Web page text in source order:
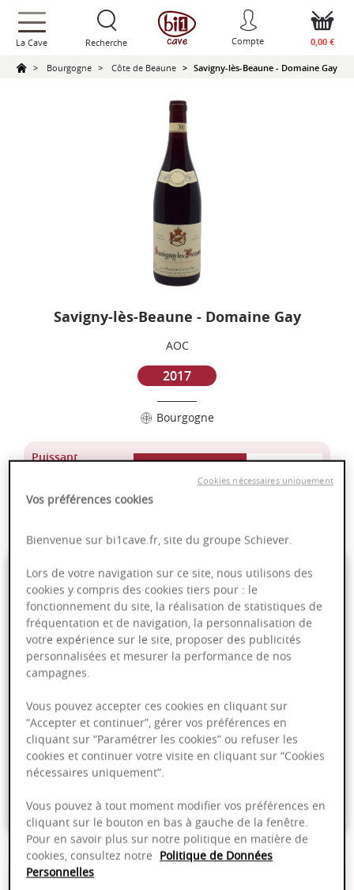
text.skipToContent
text.skipToNavigation
La Cave Recherche Compte 0,00 €
Bourgogne Côte de Beaune Savigny-lès-Beaune - Domaine Gay
Savigny-lès-Beaune - Domaine Gay
AOC
2017
Bourgogne
Puissant
Epicé
27,95 €
75cl- soit37,27 €/ L
Ajouter au panier
Livraison offerte dans nos points de vente
Emballage anti-casse
Paiement sécurisé
13,00%
Vos préférences cookies
Bienvenue sur bi1cave.fr, site du groupe Schiever.
Lors de votre navigation sur ce site, nous utilisons des
cookies y compris des cookies tiers pour : le
fonctionnement du site, la réalisation de statistiques de
fréquentation et de navigation, la personnalisation de
votre expérience sur le site, proposer des publicités
personnalisées et mesurer la performance de nos
campagnes.
Vous pouvez accepter ces cookies en cliquant sur
“Accepter et continuer”, gérer vos préférences en
cliquant sur “Paramétrer les cookies” ou refuser les
cookies et continuer votre visite en cliquant sur “Cookies
nécessaires uniquement”.
Vous pouvez à tout moment modifier vos préférences en
cliquant sur le bouton en bas à gauche de la fenêtre.
Pour en savoir plus sur notre politique en matière de
cookies, consultez notre Politique de Données
Personnelles
Cookies nécessaires uniquement